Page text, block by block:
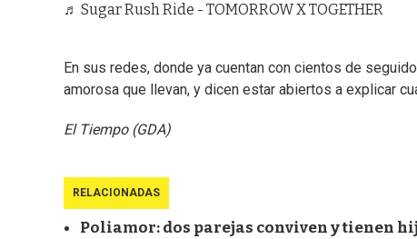
♬ Sugar Rush Ride - TOMORROW X TOGETHER
En sus redes, donde ya cuentan con cientos de
amorosa que llevan, y dicen estar abiertos a explicar
El Tiempo (GDA)
RELACIONADAS
Poliamor: dos parejas conviven y tienen